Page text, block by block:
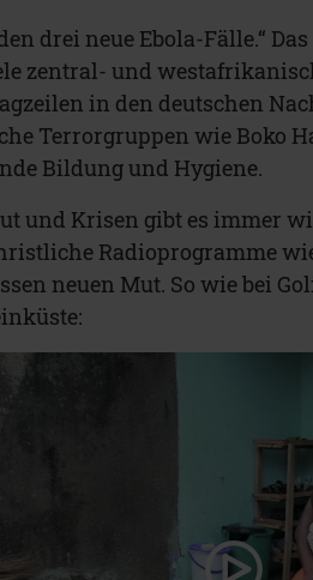
drei neue Ebola-Fälle.“
zentral- und
in den deutschen
Terrorgruppen wie Boko
Bildung und Hygiene.
und Krisen gibt es immer
Radioprogramme
neuen Mut. So wie bei